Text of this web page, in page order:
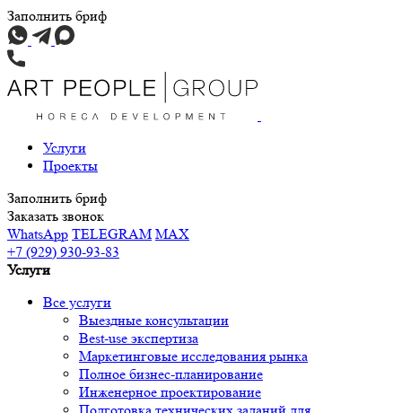
Заполнить бриф
Услуги
Проекты
Заполнить бриф
Заказать звонок
WhatsApp TELEGRAM MAX
+7 (929) 930-93-83
Услуги
Все услуги
Выездные консультации
Best-use экспертиза
Маркетинговые исследования рынка
Полное бизнес-планирование
Инженерное проектирование